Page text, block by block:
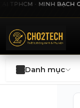
Cho2Tech và
· MINH BẠCH
Danh mục